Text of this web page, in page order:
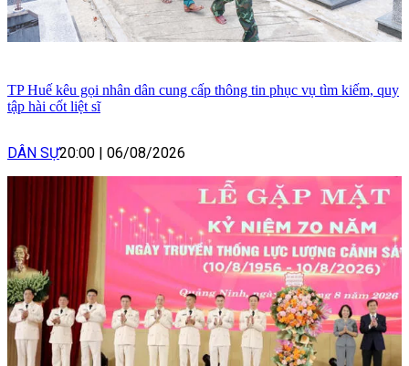
TP Huế kêu gọi nhân dân cung cấp thông tin phục vụ tìm kiếm, quy
tập hài cốt liệt sĩ
DÂN SỰ20:00 06/08/2026